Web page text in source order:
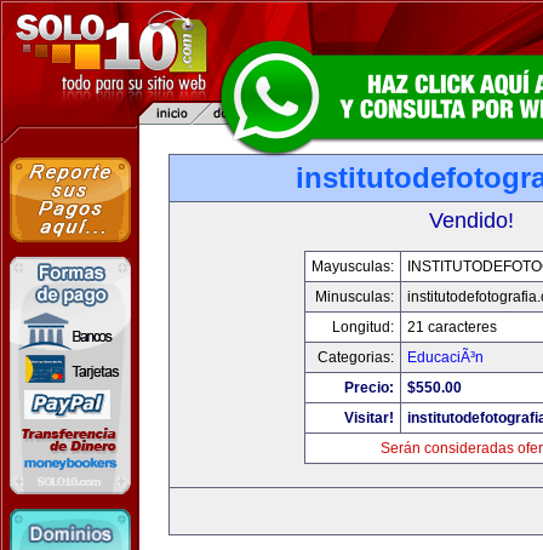
Vendido!
Mayusculas:
Minusculas:
Longitud:
21 caracteres
Categorias:
EducaciÃ³n
Precio:
$550.00
Visitar!
Serán consideradas